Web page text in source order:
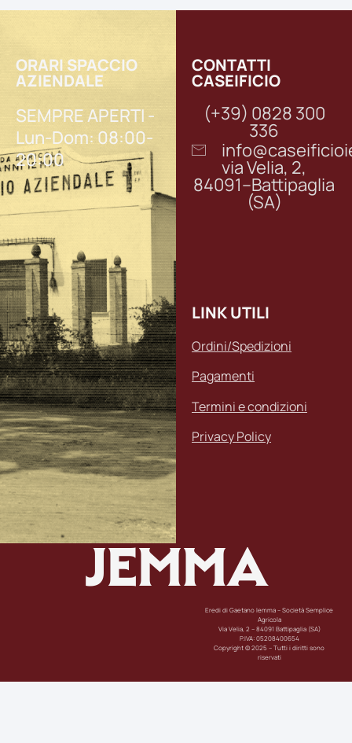
SEMPRE APERTI -
Lun-Dom: 08:00-
20:00
ORARI SPACCIO
AZIENDALE
LINK UTILI
Ordini/Spedizioni
Pagamenti
Termini e condizioni
Privacy Policy
(+39) 0828 300
336
via Velia, 2,
84091–Battipaglia
(SA)
CONTATTI
CASEIFICIO
JEMMA
Eredi di Gaetano Iemma – Società Semplice
Agricola
Via Velia, 2 – 84091 Battipaglia (SA)
P.IVA: 05208400654
Copyright © 2025 – Tutti i diritti sono
riservati